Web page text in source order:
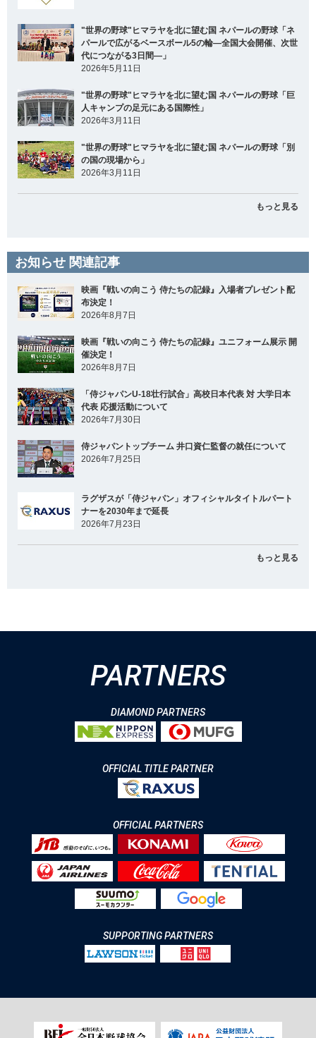
"世界の野球"ヒマラヤを北に望む国 ネパールの野球「ネ
パールで広がるベースボール5の輪―全国大会開催、次世
代につながる3日間―」
2026年5月11日
"世界の野球"ヒマラヤを北に望む国 ネパールの野球「巨
人キャンプの足元にある国際性」
2026年3月11日
"世界の野球"ヒマラヤを北に望む国 ネパールの野球「別
の国の現場から」
2026年3月11日
もっと見る
お知らせ 関連記事
映画『戦いの向こう 侍たちの記録』入場者プレゼント配
布決定！
2026年8月7日
映画『戦いの向こう 侍たちの記録』ユニフォーム展示 開
催決定！
2026年8月7日
「侍ジャパンU-18壮行試合」高校日本代表 対 大学日本
代表 応援活動について
2026年7月30日
侍ジャパントップチーム 井口資仁監督の就任について
2026年7月25日
ラグザスが「侍ジャパン」オフィシャルタイトルパート
ナーを2030年まで延長
2026年7月23日
もっと見る
PARTNERS
DIAMOND PARTNERS
OFFICIAL TITLE PARTNER
OFFICIAL PARTNERS
SUPPORTING PARTNERS